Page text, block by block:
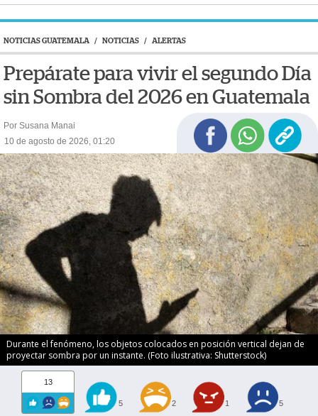
NOTICIAS GUATEMALA / NOTICIAS / ALERTAS
Prepárate para vivir el segundo Día
sin Sombra del 2026 en Guatemala
Por Susana Manai
10 de agosto de 2026, 01:20
Durante el fenómeno, los objetos colocados en posición vertical dejan de
proyectar sombra por un instante. (Foto ilustrativa: Shutterstock)
13
5 2 1 5